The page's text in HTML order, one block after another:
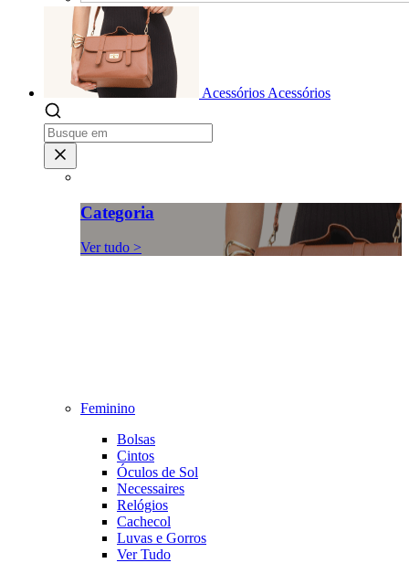
Acessórios Acessórios
Categoria
Ver tudo >
Feminino
Bolsas
Cintos
Óculos de Sol
Necessaires
Relógios
Cachecol
Luvas e Gorros
Ver Tudo